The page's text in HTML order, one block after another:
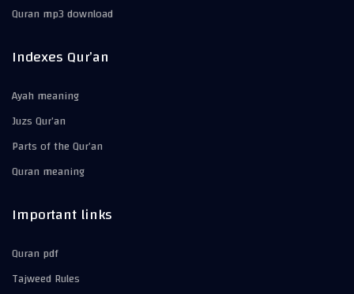
Quran mp3 download
Indexes Qur’an
Ayah meaning
Juzs Qur’an
Parts of the Qur’an
Quran meaning
Important links
Quran pdf
Tajweed Rules